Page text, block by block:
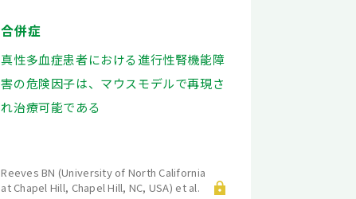
合併症
真性多血症患者における進行性腎機能障
害の危険因子は、マウスモデルで再現さ
れ治療可能である
Reeves BN (University of North California
at Chapel Hill, Chapel Hill, NC, USA) et al.